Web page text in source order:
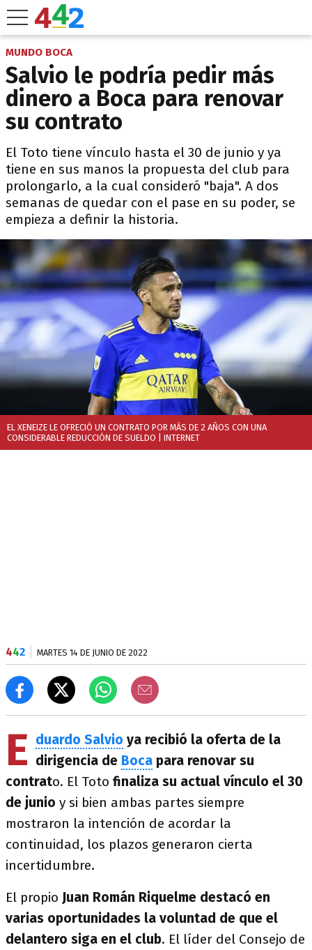
MUNDO BOCA
Salvio le podría pedir más
dinero a Boca para renovar
su contrato
El Toto tiene vínculo hasta el 30 de junio y ya
tiene en sus manos la propuesta del club para
prolongarlo, a la cual consideró "baja". A dos
semanas de quedar con el pase en su poder, se
empieza a definir la historia.
EL XENEIZE LE OFRECIÓ UN CONTRATO POR MÁS DE 2 AÑOS CON UNA
CONSIDERABLE REDUCCIÓN DE SUELDO | INTERNET
442 MARTES 14 DE JUNIO DE 2022
E duardo Salvio ya recibió la oferta de la
dirigencia de Boca para renovar su
contrato. El Toto finaliza su actual vínculo el 30
de junio y si bien ambas partes siempre
mostraron la intención de acordar la
continuidad, los plazos generaron cierta
incertidumbre.
El propio Juan Román Riquelme destacó en
varias oportunidades la voluntad de que el
delantero siga en el club. El líder del Consejo de